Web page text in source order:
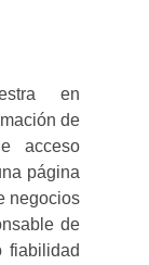
en
de
acceso
página
negocios
de
fiabilidad